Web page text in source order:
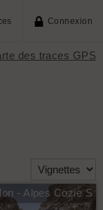
Connexion
des traces GPS
- Alpes Cozie S